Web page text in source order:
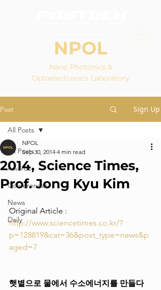
NPOL
Nano Photonics &
Optoelectronics Laboratory
Post Sign Up
All Posts
Awards
Conferences
News
Daily
All Posts
2014, Science Times,
Prof. Jong Kyu Kim
NPOL
Sep 30, 2014 4 min read
Original Article :
http://www.sciencetimes.co.kr/?
p=128819&cat=36&post_type=news&p
aged=7
햇볕으로 물에서 수소에너지를 만들다